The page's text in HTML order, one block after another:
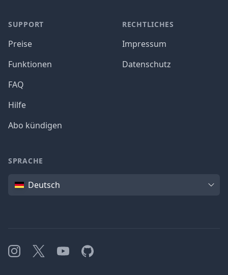
SUPPORT
Preise
Funktionen
FAQ
Hilfe
Abo kündigen
RECHTLICHES
Impressum
Datenschutz
SPRACHE
SpracheDeutsch
Instagram
X YouTubeGitHub